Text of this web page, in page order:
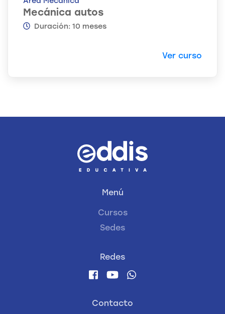
Mecánica autos
Duración: 10 meses
Ver curso
Menú
Cursos
Sedes
Redes
Contacto